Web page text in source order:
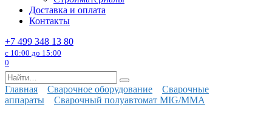
Доставка и оплата
Контакты
+7 499 348 13 80
с 10:00 до 15:00
0
Search
for:
Главная Сварочное оборудование
Сварочные
аппараты
Сварочный полуавтомат MIG/MMA